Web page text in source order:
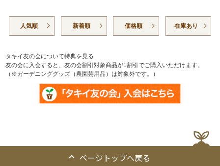
人気順 新着順 価格順 在庫あり
タキイ友の会について特典を見る
友の会に入会すると、友の会割引対象商品が1割引でご購入いただけます。
（※ガーデニンググッズ（農園芸用品）は対象外です。）
ページトップへ戻る